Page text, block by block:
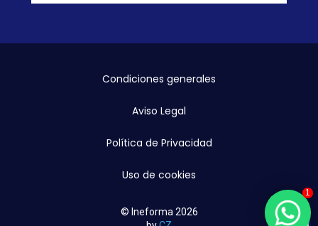
Condiciones generales
Aviso Legal
Política de Privacidad
Uso de cookies
© Ineforma 2026
1